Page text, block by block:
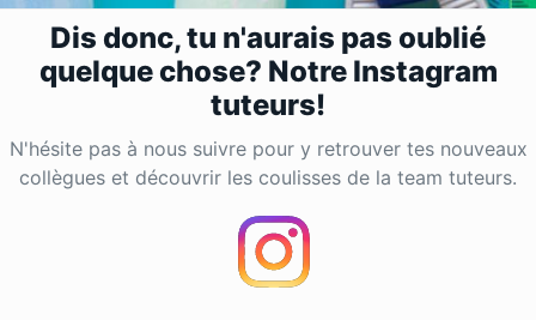
Dis donc, tu n'aurais pas oublié
quelque chose? Notre Instagram
tuteurs!
N'hésite pas à nous suivre pour y retrouver tes nouveaux
collègues et découvrir les coulisses de la team tuteurs.